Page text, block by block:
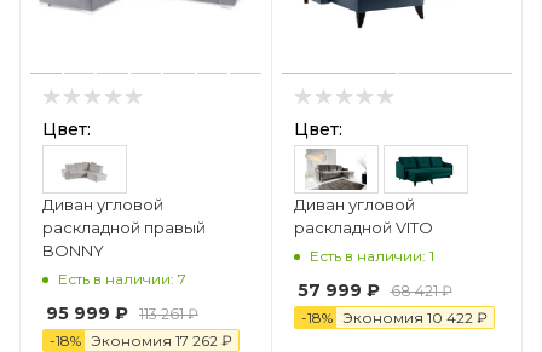
Цвет:
Диван угловой
раскладной правый
BONNY
Есть в наличии: 7
95 999 ₽ 113 261 ₽
-18% Экономия 17 262 ₽
Цвет:
Диван угловой
раскладной VITO
Есть в наличии: 1
57 999 ₽ 68 421 ₽
-18% Экономия 10 422 ₽